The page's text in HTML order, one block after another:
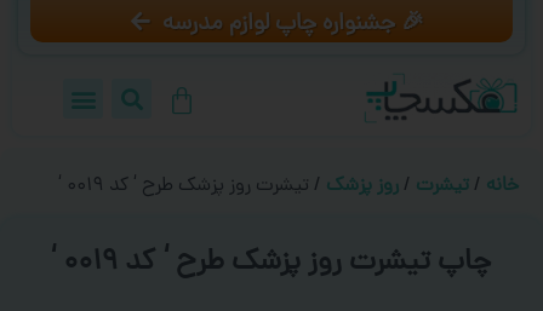
🎉 جشنواره چاپ لوازم مدرسه
خانه / تیشرت / روز پزشک / تیشرت روز پزشک طرح ‘ کد ۰۰۱۹ ‘
چاپ تیشرت روز پزشک طرح ‘ کد ۰۰۱۹ ‘